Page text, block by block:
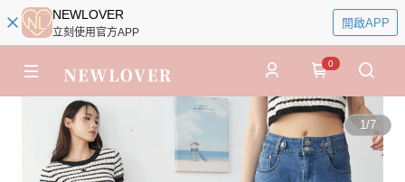
NEWLOVER
立刻使用官方APP
開啟APP
0
1/7